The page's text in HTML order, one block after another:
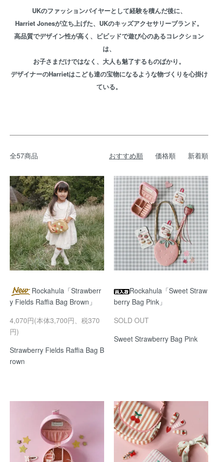
UKのファッションバイヤーとして経験を積んだ後に、
Harriet Jonesが立ち上げた、UKのキッズアクセサリーブランド。
高品質でデザイン性が高く、ビビッドで遊び心のあるコレクション
は、
お子さまだけではなく、大人も魅了するものばかり。
デザイナーのHarrietはこども達の宝物になるような物づくりを心掛け
ている。
全57商品 おすすめ順 価格順 新着順
Rockahula「Strawberr
y Fields Raffia Bag Brown」
4,070円(本体3,700円、税370
円)
Strawberry Fields Raffia Bag B
rown
Rockahula「Sweet Straw
berry Bag Pink」
SOLD OUT
Sweet Strawberry Bag Pink